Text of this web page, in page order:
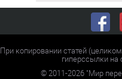
При копировании статей
гиперссылки на
©2011-2026 "Мир